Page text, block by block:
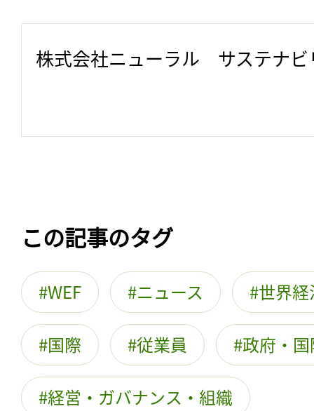
株式会社ニューラル　サステナ
この記事のタグ
WEF ニュース 世界
国際 従業員 政府・
経営・ガバナンス・組織